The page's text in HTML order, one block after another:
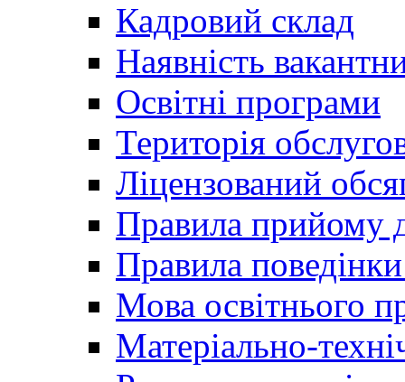
Кадровий склад
Наявність
Освітні програми
Територія
Ліцензований
Правила прийому
Правила
Мова освітнього
Матеріально-